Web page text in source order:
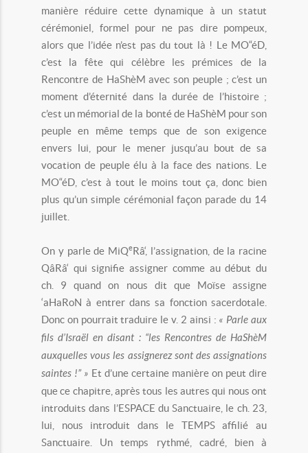
manière réduire cette dynamique à un statut
cérémoniel, formel pour ne pas dire pompeux,
alors que l’idée n’est pas du tout là ! Le MO“éD,
c’est la fête qui célèbre les prémices de la
Rencontre de HaShèM avec son peuple ; c’est un
moment d’éternité dans la durée de l’histoire ;
c’est un mémorial de la bonté de HaShèM pour son
peuple en même temps que de son exigence
envers lui, pour le mener jusqu’au bout de sa
vocation de peuple élu à la face des nations. Le
MO“éD, c’est à tout le moins tout ça, donc bien
plus qu’un simple cérémonial façon parade du 14
juillet.
On y parle de MiQeRâ‘, l’assignation, de la racine
QâRâ‘ qui signifie assigner comme au début du
ch. 9 quand on nous dit que Moïse assigne
‘aHaRoN à entrer dans sa fonction sacerdotale.
Donc on pourrait traduire le v. 2 ainsi : « Parle aux
fils d’Israël en disant : “les Rencontres de HaShèM
auxquelles vous les assignerez sont des assignations
saintes !” » Et d’une certaine manière on peut dire
que ce chapitre, après tous les autres qui nous ont
introduits dans l’ESPACE du Sanctuaire, le ch. 23,
lui, nous introduit dans le TEMPS affilié au
Sanctuaire. Un temps rythmé, cadré, bien à